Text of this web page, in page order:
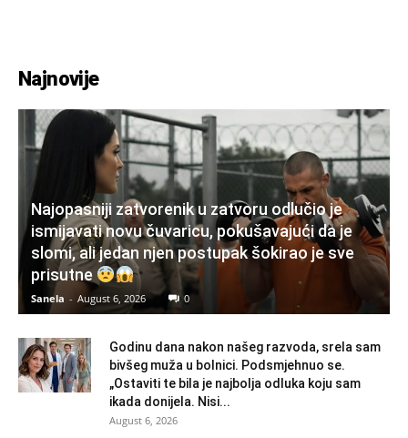
Najnovije
Najopasniji zatvorenik u zatvoru odlučio je
ismijavati novu čuvaricu, pokušavajući da je
slomi, ali jedan njen postupak šokirao je sve
prisutne
Sanela - August 6, 2026 0
Godinu dana nakon našeg razvoda, srela sam
bivšeg muža u bolnici. Podsmjehnuo se.
„Ostaviti te bila je najbolja odluka koju sam
ikada donijela. Nisi...
August 6, 2026